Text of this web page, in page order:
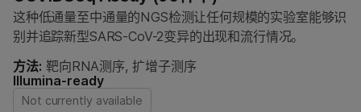
这种低通量至中通量的NGS检测让任何规模的实验室能够识
别并追踪新型SARS-CoV-2变异的出现和流行情况。
方法: 靶向RNA测序, 扩增子测序
Illumina-ready
Not currently available